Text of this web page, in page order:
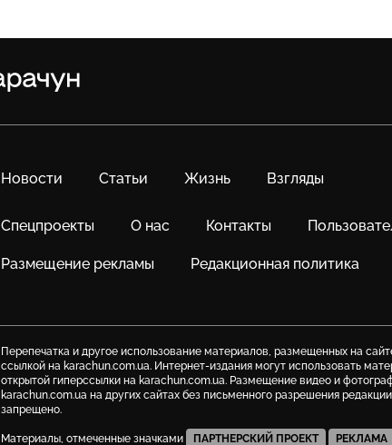
Новости Статьи Жизнь Взгляды
Спецпроекты О нас Контакты
Размещение рекламы Редакционная политика
Перепечатка и другое использование материалов, размещенных на
ссылкой на karachun.com.ua. Интернет-издания могут использовать
открытой гиперссылки на karachun.com.ua. Размещение видео и
karachun.com.ua на других сайтах без письменного разрешения
запрещено.
Материалы, отмеченные значками ПАРТНЕРСКИЙ ПРОЕКТ РЕКЛАМА